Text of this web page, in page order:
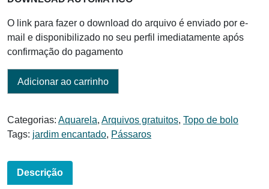
original
era:
R$ 6,00.
atual
R$ 0,00.
O link para fazer o download do arquivo é enviado por e-
mail e disponibilizado no seu perfil imediatamente após
confirmação do pagamento
Adicionar ao carrinho
Categorias: Aquarela, Arquivos gratuitos, Topo de bolo
Tags: jardim encantado, Pássaros
Descrição